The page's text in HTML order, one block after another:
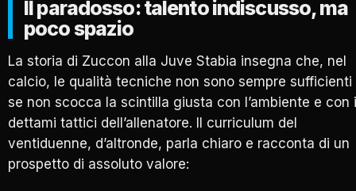
Il paradosso: talento indiscusso, ma
poco spazio
La storia di Zuccon alla Juve Stabia insegna che, nel
calcio, le qualità tecniche non sono sempre sufficienti
se non scocca la scintilla giusta con l’ambiente e con i
dettami tattici dell’allenatore. Il curriculum del
ventiduenne, d’altronde, parla chiaro e racconta di un
prospetto di assoluto valore: